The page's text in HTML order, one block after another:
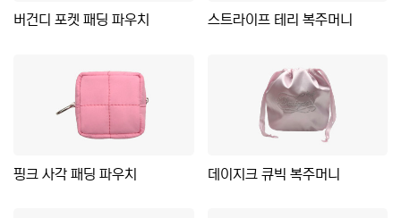
버건디 포켓 패딩 파우치 스트라이프 테리 복주머니
핑크 사각 패딩 파우치 데이지크 큐빅 복주머니